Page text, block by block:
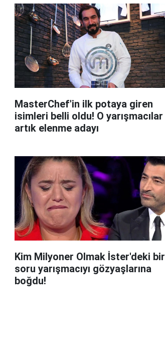
MasterChef'in ilk potaya giren
isimleri belli oldu! O yarışmacılar
artık elenme adayı
Kim Milyoner Olmak İster'deki bir
soru yarışmacıyı gözyaşlarına
boğdu!